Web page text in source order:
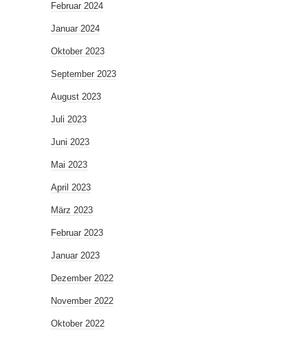
Februar 2024
Januar 2024
Oktober 2023
September 2023
August 2023
Juli 2023
Juni 2023
Mai 2023
April 2023
März 2023
Februar 2023
Januar 2023
Dezember 2022
November 2022
Oktober 2022